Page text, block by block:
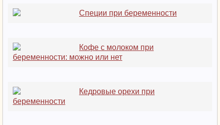
Специи при беременности
Кофе с молоком при
беременности: можно или нет
Кедровые орехи при
беременности